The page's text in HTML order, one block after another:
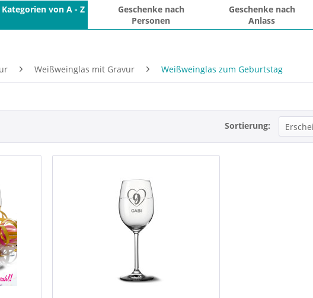
Kategorien von A - Z
Geschenke nach
Personen
Geschenke nach
Anlass
Weißweinglas mit Gravur Weißweinglas zum Geburtstag
Sortierung: